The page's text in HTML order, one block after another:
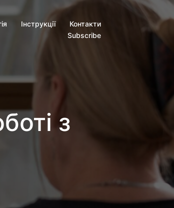
Інструкції
Контакти
Subscribe
з